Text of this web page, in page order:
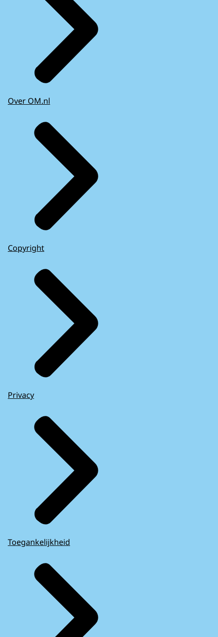
Over OM.nl
Copyright
Privacy
Toegankelijkheid